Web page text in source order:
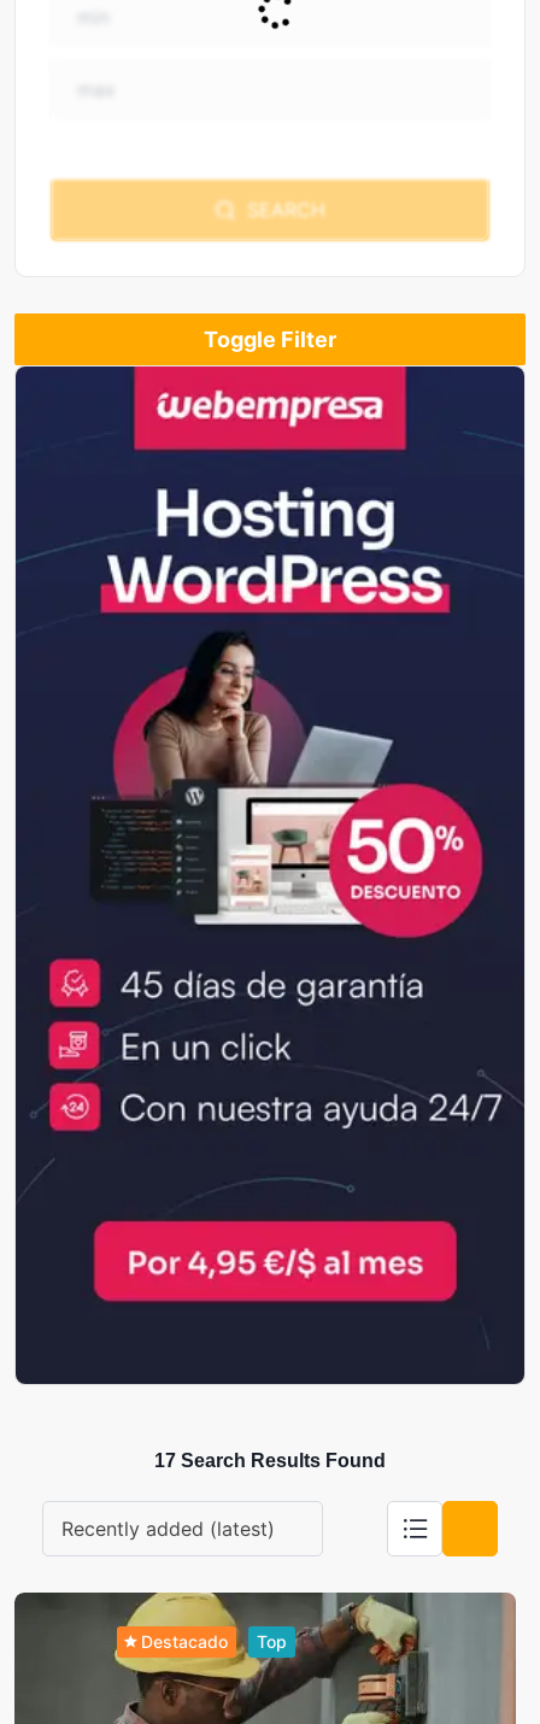
17 Search Results Found
Destacado Top
SEARCH
Toggle Filter